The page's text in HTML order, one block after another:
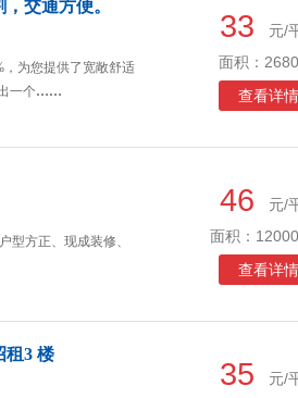
交通方便。
，为您提供了宽敞舒适
一个……
33
元/
面积：
查看详情
型方正、现成装修、
46
元/
面积：
查看详情
租3 楼
35
元/